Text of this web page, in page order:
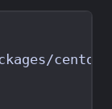
centos/